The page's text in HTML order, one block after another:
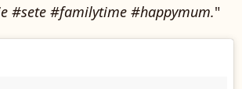
#sete #familytime #happymum."